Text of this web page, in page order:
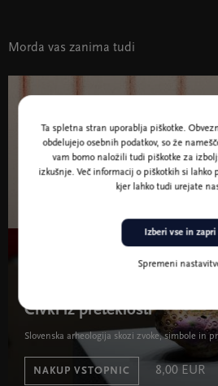
Morda vas zanima tudi
KOZMOS KOSOVEL
Razstava ob 100-letnici smrti Srečka Kosovela
4. feb. – 23. avg. 2026
Čivki iz preteklosti
Slovenska arheologija skozi zvoke, simbole in
NAKUP VSTOPNIC 8,00 EUR
Ta spletna stran uporablja piškotke.
obdelujejo osebnih podatkov, so že
vam bomo naložili tudi piškotke za
izkušnje. Več informacij o piškotkih si lahko
kjer lahko tudi urejate
Spremeni
Izberi vse in zapri